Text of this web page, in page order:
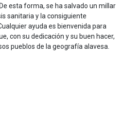
esta forma, se ha salvado un millar
sanitaria y la consiguiente
ayuda es bienvenida para
con su dedicación y su buen hacer,
pueblos de la geografía alavesa.